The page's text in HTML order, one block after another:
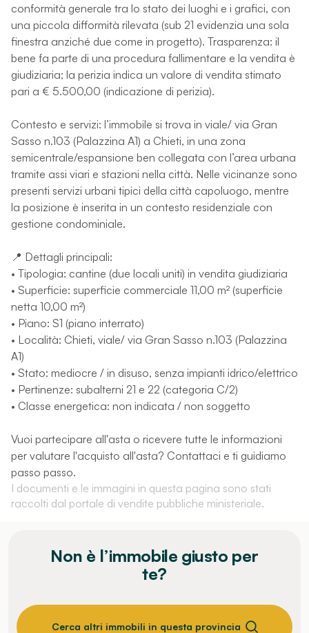
conformità generale tra lo stato dei luoghi e i grafici, con
una piccola difformità rilevata (sub 21 evidenzia una sola
finestra anziché due come in progetto). Trasparenza: il
bene fa parte di una procedura fallimentare e la vendita è
giudiziaria; la perizia indica un valore di vendita stimato
pari a € 5.500,00 (indicazione di perizia).
Contesto e servizi: l’immobile si trova in viale/ via Gran
Sasso n.103 (Palazzina A1) a Chieti, in una zona
semicentrale/espansione ben collegata con l’area urbana
tramite assi viari e stazioni nella città. Nelle vicinanze sono
presenti servizi urbani tipici della città capoluogo, mentre
la posizione è inserita in un contesto residenziale con
gestione condominiale.
📍 Dettagli principali:
• Tipologia: cantine (due locali uniti) in vendita giudiziaria
• Superficie: superficie commerciale 11,00 m² (superficie
netta 10,00 m²)
• Piano: S1 (piano interrato)
• Località: Chieti, viale/ via Gran Sasso n.103 (Palazzina
A1)
• Stato: mediocre / in disuso, senza impianti idrico/elettrico
• Pertinenze: subalterni 21 e 22 (categoria C/2)
• Classe energetica: non indicata / non soggetto
Vuoi partecipare all'asta o ricevere tutte le informazioni
per valutare l'acquisto all'asta? Contattaci e ti guidiamo
passo passo.
I documenti e le immagini in questa pagina sono stati
raccolti dal portale di vendite pubbliche ministeriale.
Non è l’immobile giusto per
te?
Cerca altri immobili in questa provincia